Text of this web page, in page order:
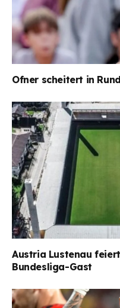
Ofner scheitert in
Austria Lustenau
Bundesliga-Gast